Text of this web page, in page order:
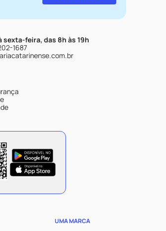
sexta-feira, das 8h às 19h
1687
UMA MARCA